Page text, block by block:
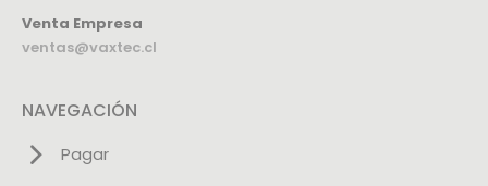
Venta Empresa
ventas@vaxtec.cl
NAVEGACIÓN
Pagar